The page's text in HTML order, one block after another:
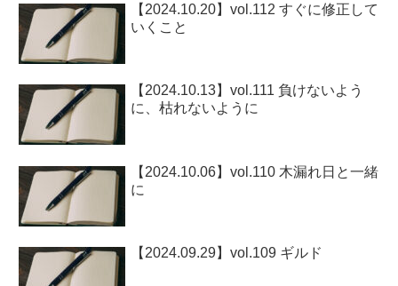
【2024.10.20】vol.112 すぐに修正して
いくこと
【2024.10.13】vol.111 負けないよう
に、枯れないように
【2024.10.06】vol.110 木漏れ日と一緒
に
【2024.09.29】vol.109 ギルド